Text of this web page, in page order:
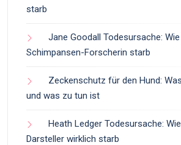
starb
Jane Goodall Todesursache: Wie
Schimpansen-Forscherin starb
Zeckenschutz für den Hund:
und was zu tun ist
Heath Ledger Todesursache:
Darsteller wirklich starb